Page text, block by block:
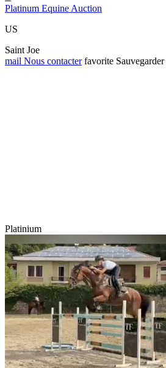
Platinum Equine Auction
US
Saint Joe
mail Nous contacter favorite Sauvegarder
Platinium